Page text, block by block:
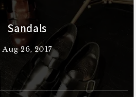
Sandals
Aug 26, 2017